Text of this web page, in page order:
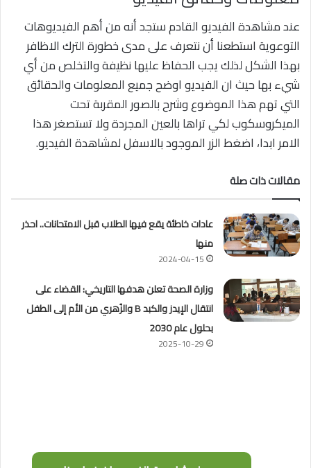
عند مشاهدة الفيديو القادم ستجد أنه من أهم الفيديوهات
التوعوية استطعنا أن نتعرف على مدى خطورة الترك الاظافر
بهذا الشكل لذلك يجب الحفاظ عليها نظيفة والتخلص من أي
شيء بها حيث ان الفيديو اوضح جميع المعلومات والحقائق
التي تهم هذا الموضوع وشرح بالصور المقربة تحت
الميكروسكوب لكي تراها بالعين المجردة ولا تستصغر هذا
الامر ابدا، اضغط الزر الموجود بالاسفل لمشاهدة الفيديو.
مقالات ذات صلة
عادات خاطئة يقع فيها الطلاب قبل الامتحانات.. احذر
منها
2024-04-15
وزارة الصحة تعلن هدفها التاريخي: القضاء على
انتقال الإيدز والكبد B والزُهري من الأم إلى الطفل
بحلول عام 2030
2025-10-29